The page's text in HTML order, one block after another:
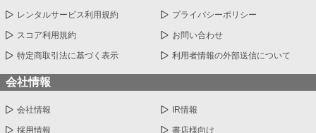
レンタルサービス利用規約 プライバシーポリシー
スコア利用規約 お問い合わせ
特定商取引法に基づく表示 利用者情報の外部送信について
会社情報
会社情報 IR情報
採用情報 書店様向け